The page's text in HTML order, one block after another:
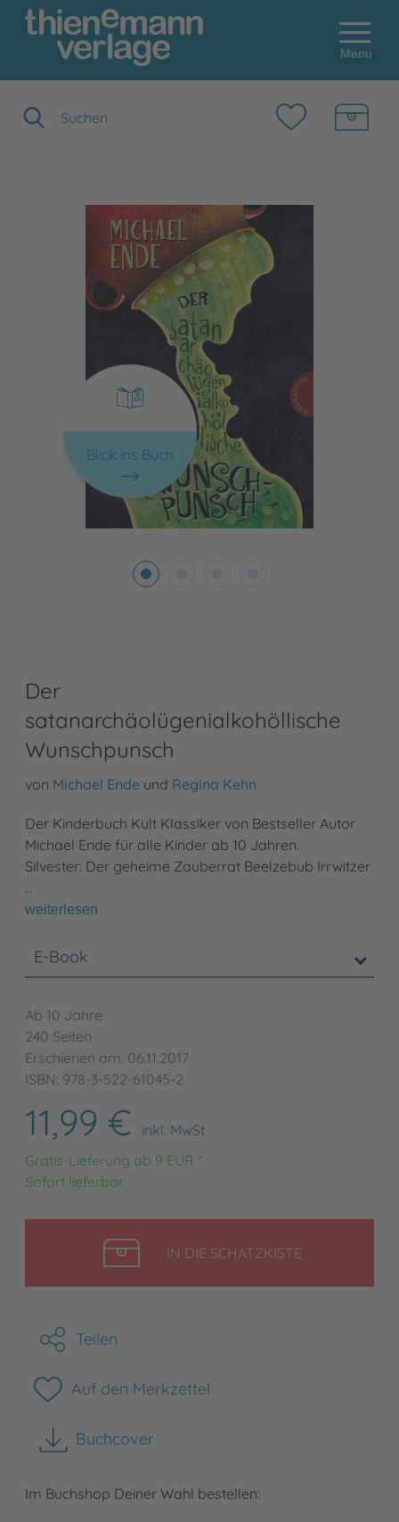
Menu
Blick ins Buch
Der
satanarchäolügenialkohöllische
Wunschpunsch
von Michael Ende und Regina Kehn
Der Kinderbuch Kult Klassiker von Bestseller Autor
Michael Ende für alle Kinder ab 10 Jahren.
Silvester: Der geheime Zauberrat Beelzebub Irrwitzer
…
weiterlesen
E-Book
Ab 10 Jahre
240 Seiten
Erschienen am: 06.11.2017
ISBN: 978-3-522-61045-2
11,99 €
inkl. MwSt
Gratis-Lieferung ab 9 EUR *
Sofort lieferbar
IN DIE SCHATZKISTELEGEN
Teilen
Auf den Merkzettel
Buchcover
herunterladen
Im Buchshop Deiner Wahl bestellen: